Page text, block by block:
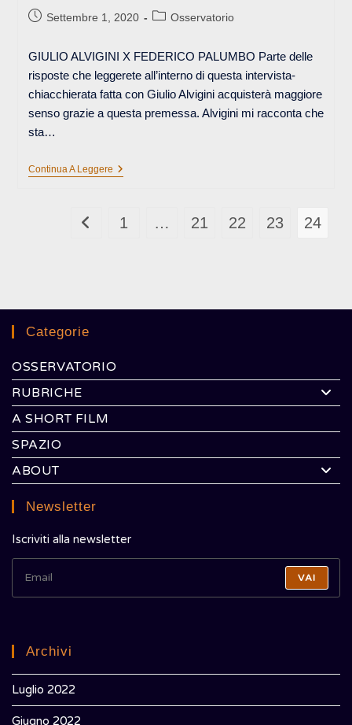
ArticoloSettembre 1, 2020
Categoria
Osservatorio
GIULIO ALVIGINI X FEDERICO PALUMBO Parte delle
risposte che leggerete all’interno di questa intervista-
chiacchierata fatta con Giulio Alvigini acquisterà maggiore
senso grazie a questa premessa. Alvigini mi racconta che
sta…
Continua A LeggereLA
NOI!
Vai alla pagina precedente
1 … 21 22 23 24
Categorie
OSSERVATORIO
RUBRICHE
A SHORT FILM
SPAZIO
ABOUT
Newsletter
Iscriviti alla newsletter
VAI
Archivi
Luglio 2022
Giugno 2022